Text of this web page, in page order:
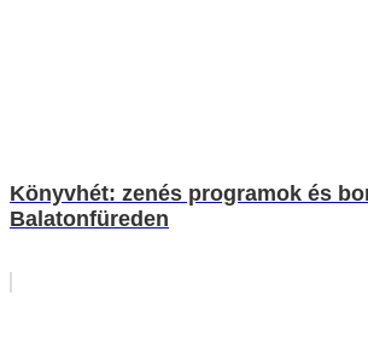
Könyvhét: zenés programok és
Balatonfüreden